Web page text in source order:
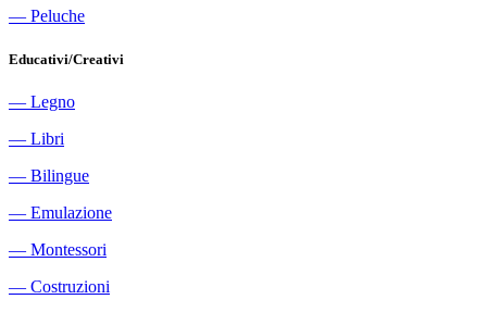
― Peluche
Educativi/Creativi
― Legno
― Libri
― Bilingue
― Emulazione
― Montessori
― Costruzioni